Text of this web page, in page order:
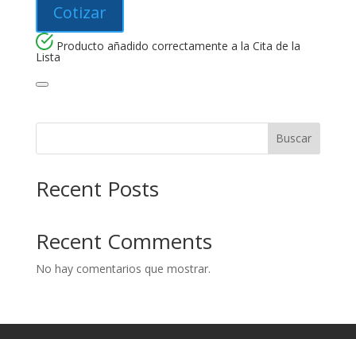
Cotizar
Producto añadido correctamente a la Cita de la
Lista
Buscar
Recent Posts
Recent Comments
No hay comentarios que mostrar.